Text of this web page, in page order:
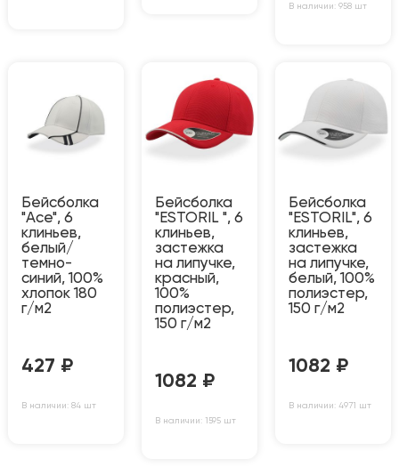
В наличии: 958 шт
Бейсболка
"Ace", 6
клиньев,
белый/
темно-
синий, 100%
хлопок 180
г/м2
427 ₽
В наличии: 84 шт
Бейсболка
"ESTORIL ", 6
клиньев,
застежка
на липучке,
красный,
100%
полиэстер,
150 г/м2
1082 ₽
В наличии: 1595 шт
Бейсболка
"ESTORIL", 6
клиньев,
застежка
на липучке,
белый, 100%
полиэстер,
150 г/м2
1082 ₽
В наличии: 4971 шт